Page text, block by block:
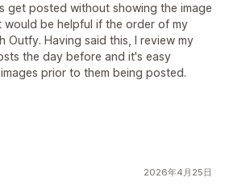
get posted without showing the image
be helpful if the order of my
Outfy. Having said this, I review my
the day before and it's easy
prior to them being posted.
2026年4月25日